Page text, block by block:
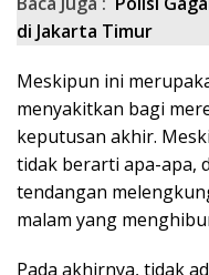
di Jakarta Timur
Meskipun ini
menyakitkan bagi
keputusan akhir.
tidak berarti apa-apa,
tendangan
malam yang
Pada akhirnya, tidak